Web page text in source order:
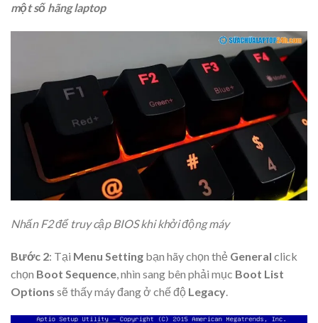
một số hãng laptop
Nhấn F2 để truy cập BIOS khi khởi động máy
Bước 2: Tại Menu Setting bạn hãy chọn thẻ General click
chọn Boot Sequence, nhìn sang bên phải mục Boot List
Options sẽ thấy máy đang ở chế độ Legacy.